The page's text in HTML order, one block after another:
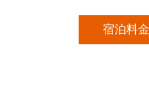
宿泊料